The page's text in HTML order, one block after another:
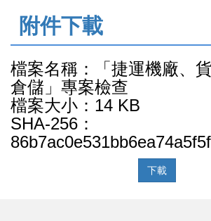
附件下載
檔案名稱：「捷運機廠、
倉儲」專案檢查
檔案大小：14 KB
SHA-256：
下載